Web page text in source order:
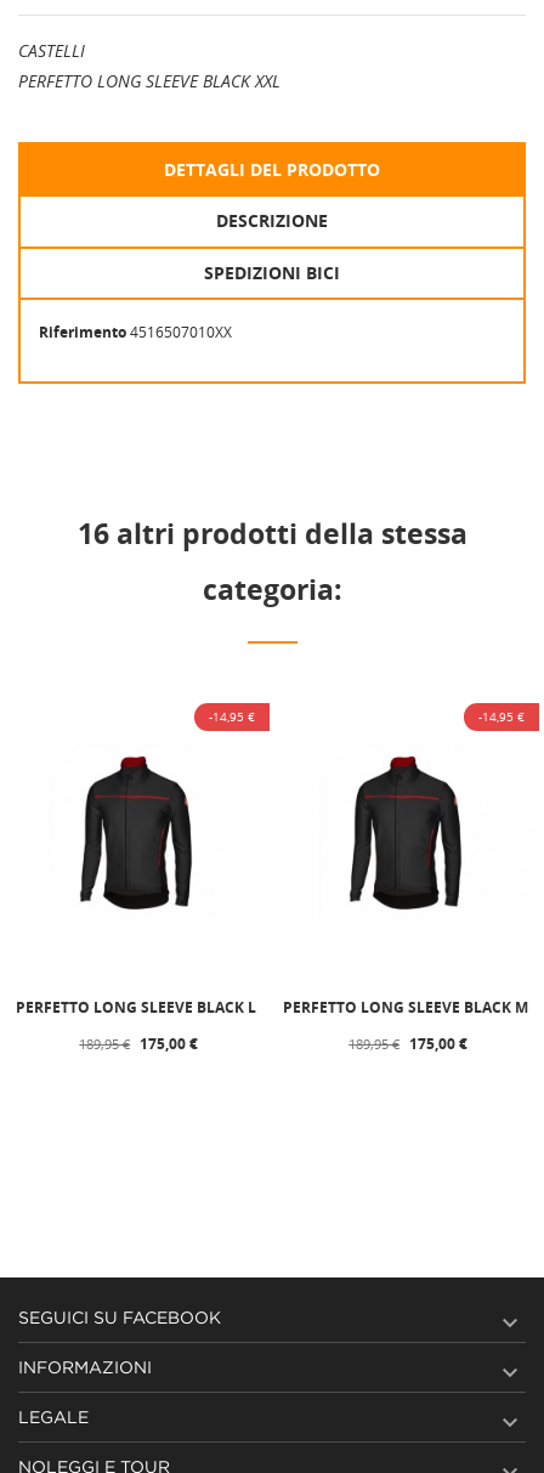
CASTELLI
PERFETTO LONG SLEEVE BLACK XXL
DETTAGLI DEL PRODOTTO
DESCRIZIONE
SPEDIZIONI BICI
Riferimento4516507010XX
16 altri prodotti della stessa
categoria:
-14,95 €
PERFETTO LONG SLEEVE BLACK L
189,95 € 175,00 €
-14,95 €
PERFETTO LONG SLEEVE BLACK M
189,95 € 175,00 €
SEGUICI SU FACEBOOK 
INFORMAZIONI 
LEGALE 
NOLEGGI E TOUR